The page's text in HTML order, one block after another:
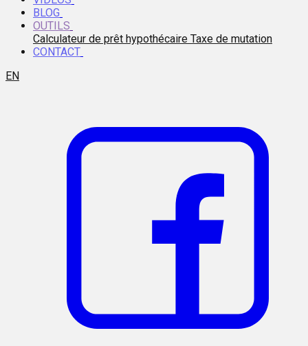
BLOG
OUTILS
Calculateur de prêt hypothécaire Taxe de mutation
CONTACT
EN